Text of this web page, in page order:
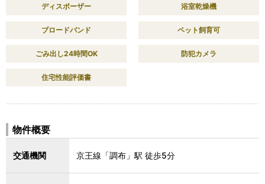
ディスポーザー 浴室乾燥機
ブロードバンド ペット飼育可
ごみ出し24時間OK 防犯カメラ
住宅性能評価書
物件概要
交通機関 京王線「調布」駅 徒歩5分